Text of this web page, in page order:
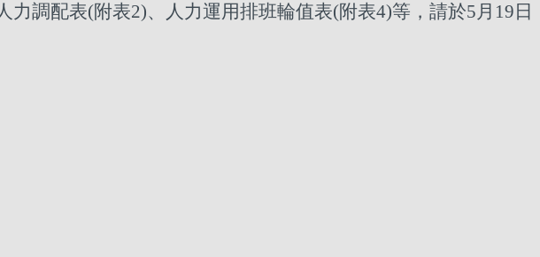
調配表(附表2)、人力運用排班輪值表(附表4)等，請於5月19日